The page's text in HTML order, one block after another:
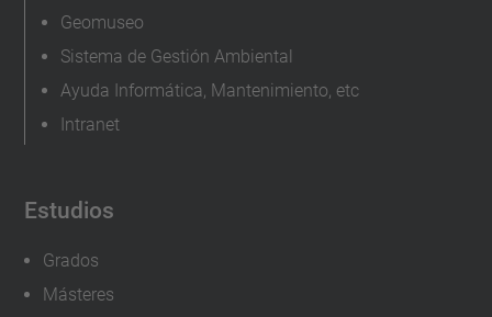
Estudios
Grados
Másteres
Geomuseo
Sistema de Gestión Ambiental
Ayuda Informática, Mantenimiento, etc
Intranet